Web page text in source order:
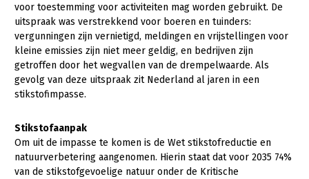
Bodem en water
Platteland en omgeving
Mens, ondernemerschap en onderwijs
Internationaal
Dier
Biologische Landbouw
voor toestemming voor activiteiten mag worden gebruikt. De
uitspraak was verstrekkend voor boeren en tuinders:
vergunningen zijn vernietigd, meldingen en vrijstellingen voor
kleine emissies zijn niet meer geldig, en bedrijven zijn
getroffen door het wegvallen van de drempelwaarde. Als
gevolg van deze uitspraak zit Nederland al jaren in een
stikstofimpasse.
Stikstofaanpak
Om uit de impasse te komen is de Wet stikstofreductie en
natuurverbetering aangenomen. Hierin staat dat voor 2035 74%
van de stikstofgevoelige natuur onder de Kritische